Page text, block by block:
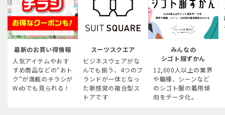
最新のお買い得情報
人気アイテムやおす
すめ商品などの“おト
ク“が満載のチラシが
Webでも見られる！
スーツスクエア
ビジネスウェアがな
んでも揃う、4つのブ
ランドが一体となっ
た新感覚の複合型ス
トアです
みんなの
シゴト服ずかん
12,000人以上の業界
や職種、シーンなど
のシゴト服の着用傾
向をデータ化。